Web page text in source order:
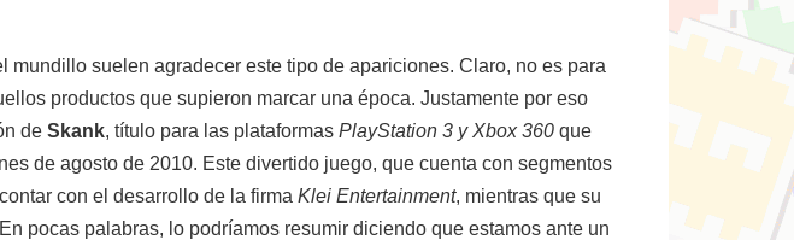
suelen agradecer este tipo de apariciones. Claro, no es para
productos que supieron marcar una época. Justamente por eso
de Skank, título para las plataformas PlayStation 3 y Xbox 360 que
de agosto de 2010. Este divertido juego, que cuenta con segmentos
con el desarrollo de la firma Klei Entertainment, mientras que su
pocas palabras, lo podríamos resumir diciendo que estamos ante un